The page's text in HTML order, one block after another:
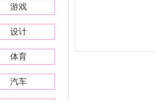
游戏
设计
体育
汽车